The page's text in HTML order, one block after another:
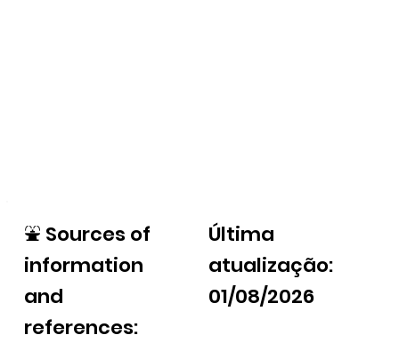
⛲ Sources of
information
and
references:
Última
atualização:
01/08/2026